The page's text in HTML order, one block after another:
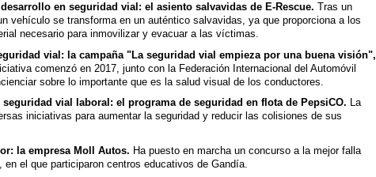
en seguridad vial: el asiento salvavidas de E-Rescue. Tras un
vehículo se transforma en un auténtico salvavidas, ya que proporciona a los
necesario para inmovilizar y evacuar a las víctimas.
vial: la campaña "La seguridad vial empieza por una buena visión",
comenzó en 2017, junto con la Federación Internacional del Automóvil
sobre lo importante que es la salud visual de los conductores.
vial laboral: el programa de seguridad en flota de PepsiCO. La
iniciativas para aumentar la seguridad y reducir las colisiones de sus
la empresa Moll Autos. Ha puesto en marcha un concurso a la mejor falla
el que participaron centros educativos de Gandía.